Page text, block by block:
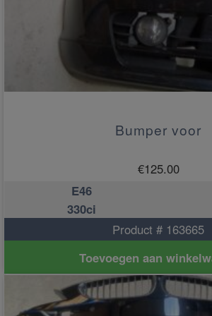
Bumper voor
€125.00
E46
330ci
Product # 163665
Toevoegen aan